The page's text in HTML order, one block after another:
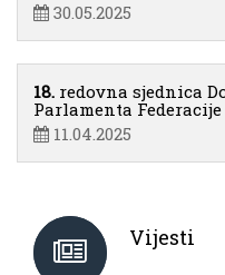
30.05.2025
18. redovna sjednica
Parlamenta
11.04.2025
Vijesti